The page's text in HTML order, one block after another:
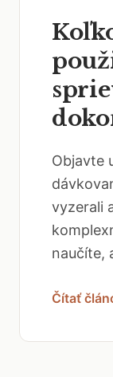
Objavte
vyzerali
naučíte,
Čítať